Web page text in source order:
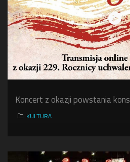
Koncert z okazji powstania
KULTURA